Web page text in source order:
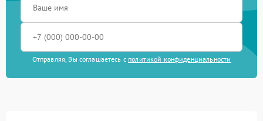
Отправляя, Вы соглашаетесь с политикой конфиденциальности